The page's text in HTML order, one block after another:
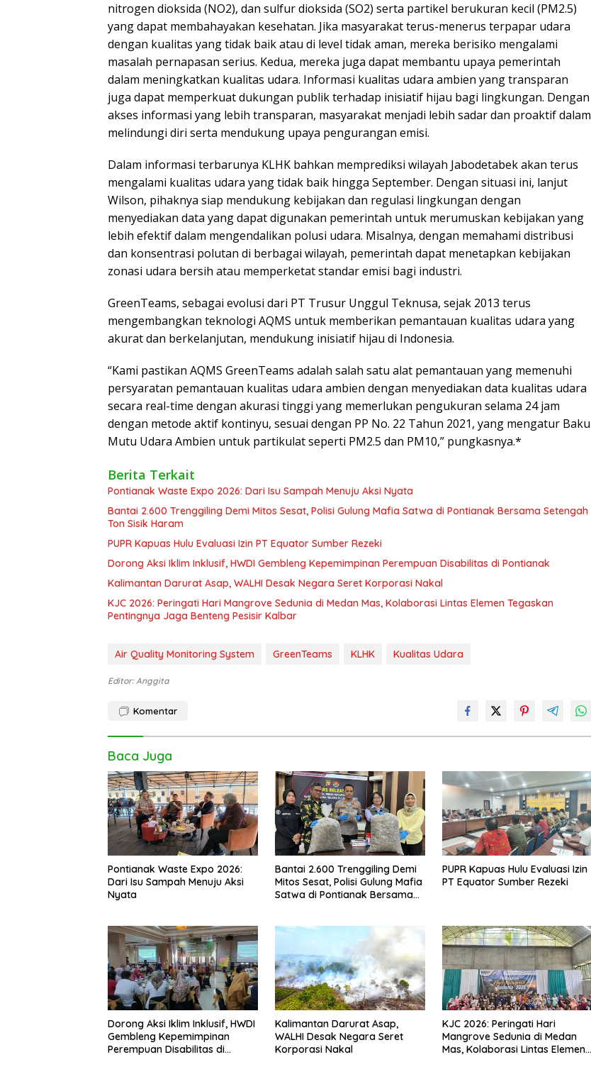
nitrogen dioksida (NO2), dan sulfur dioksida (SO2) serta partikel berukuran kecil (PM2.5)
yang dapat membahayakan kesehatan. Jika masyarakat terus-menerus terpapar udara
dengan kualitas yang tidak baik atau di level tidak aman, mereka berisiko mengalami
masalah pernapasan serius. Kedua, mereka juga dapat membantu upaya pemerintah
dalam meningkatkan kualitas udara. Informasi kualitas udara ambien yang transparan
juga dapat memperkuat dukungan publik terhadap inisiatif hijau bagi lingkungan. Dengan
akses informasi yang lebih transparan, masyarakat menjadi lebih sadar dan proaktif dalam
melindungi diri serta mendukung upaya pengurangan emisi.
Dalam informasi terbarunya KLHK bahkan memprediksi wilayah Jabodetabek akan terus
mengalami kualitas udara yang tidak baik hingga September. Dengan situasi ini, lanjut
Wilson, pihaknya siap mendukung kebijakan dan regulasi lingkungan dengan
menyediakan data yang dapat digunakan pemerintah untuk merumuskan kebijakan yang
lebih efektif dalam mengendalikan polusi udara. Misalnya, dengan memahami distribusi
dan konsentrasi polutan di berbagai wilayah, pemerintah dapat menetapkan kebijakan
zonasi udara bersih atau memperketat standar emisi bagi industri.
GreenTeams, sebagai evolusi dari PT Trusur Unggul Teknusa, sejak 2013 terus
mengembangkan teknologi AQMS untuk memberikan pemantauan kualitas udara yang
akurat dan berkelanjutan, mendukung inisiatif hijau di Indonesia.
“Kami pastikan AQMS GreenTeams adalah salah satu alat pemantauan yang memenuhi
persyaratan pemantauan kualitas udara ambien dengan menyediakan data kualitas udara
secara real-time dengan akurasi tinggi yang memerlukan pengukuran selama 24 jam
dengan metode aktif kontinyu, sesuai dengan PP No. 22 Tahun 2021, yang mengatur Baku
Mutu Udara Ambien untuk partikulat seperti PM2.5 dan PM10,” pungkasnya.*
Berita Terkait
Pontianak Waste Expo 2026: Dari Isu Sampah Menuju Aksi Nyata
Bantai 2.600 Trenggiling Demi Mitos Sesat, Polisi Gulung Mafia Satwa di Pontianak Bersama Setengah
Ton Sisik Haram
PUPR Kapuas Hulu Evaluasi Izin PT Equator Sumber Rezeki
Dorong Aksi Iklim Inklusif, HWDI Gembleng Kepemimpinan Perempuan Disabilitas di Pontianak
Kalimantan Darurat Asap, WALHI Desak Negara Seret Korporasi Nakal
KJC 2026: Peringati Hari Mangrove Sedunia di Medan Mas, Kolaborasi Lintas Elemen Tegaskan
Pentingnya Jaga Benteng Pesisir Kalbar
Air Quality Monitoring System GreenTeams KLHK Kualitas Udara
Editor: Anggita
Komentar
Baca Juga
Pontianak Waste Expo 2026:
Dari Isu Sampah Menuju Aksi
Nyata
Bantai 2.600 Trenggiling Demi
Mitos Sesat, Polisi Gulung Mafia
Satwa di Pontianak Bersama
PUPR Kapuas Hulu Evaluasi Izin
PT Equator Sumber Rezeki
Dorong Aksi Iklim Inklusif, HWDI
Gembleng Kepemimpinan
Perempuan Disabilitas di
Kalimantan Darurat Asap,
WALHI Desak Negara Seret
Korporasi Nakal
KJC 2026: Peringati Hari
Mangrove Sedunia di Medan
Mas, Kolaborasi Lintas Elemen